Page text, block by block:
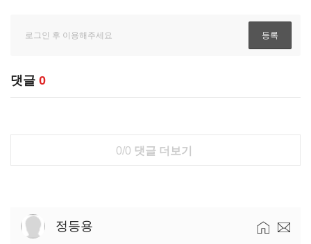
댓글 0
0/0 댓글 더보기
정등용